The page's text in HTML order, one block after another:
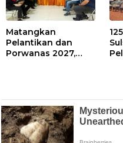
Matangkan
Pelantikan dan
Porwanas 2027,